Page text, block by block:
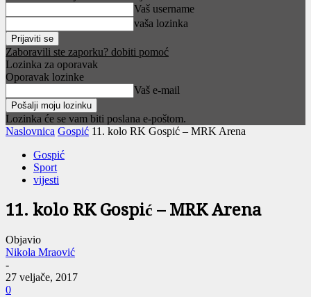
Vaš username
vaša lozinka
Zaboravili ste zaporku? dobiti pomoć
Lozinka za oporavak
Oporavak lozinke
Vaš e-mail
Lozinka će se vam biti poslana e-poštom.
Naslovnica Gospić 11. kolo RK Gospić – MRK Arena
Gospić
Sport
vijesti
11. kolo RK Gospić – MRK Arena
Objavio
Nikola Mraović
-
27 veljače, 2017
0